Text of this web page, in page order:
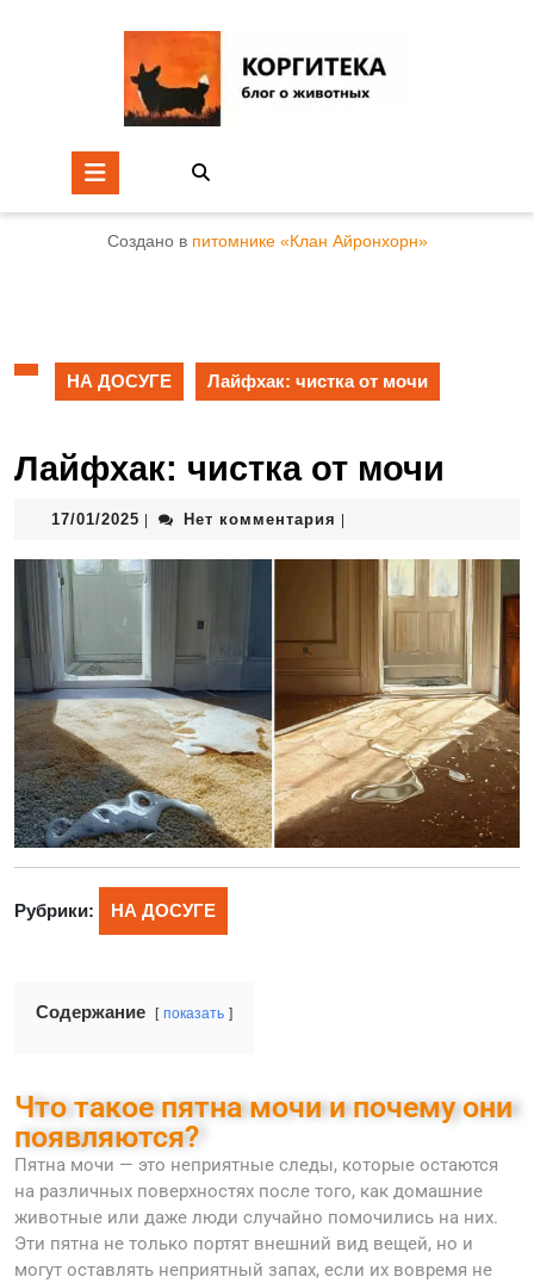
Создано в питомнике «Клан Айронхорн»
НА ДОСУГЕ Лайфхак: чистка от мочи
Лайфхак: чистка от мочи
17/01/2025 Нет комментария
Рубрики: НА ДОСУГЕ
Содержание показать
Что такое пятна мочи и почему они
появляются?
Пятна мочи — это неприятные следы, которые остаются
на различных поверхностях после того, как домашние
животные или даже люди случайно помочились на них.
Эти пятна не только портят внешний вид вещей, но и
могут оставлять неприятный запах, если их вовремя не